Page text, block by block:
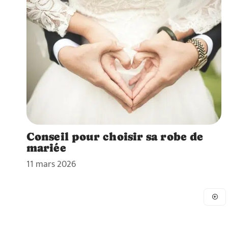
Conseil pour choisir sa robe de
mariée
11 mars 2026